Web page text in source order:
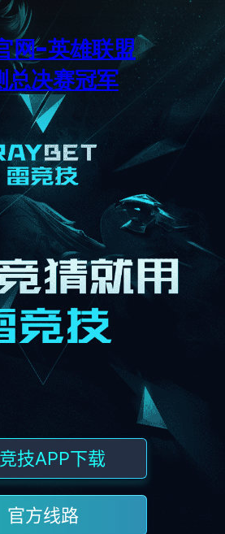
网-英雄联盟
决赛冠军